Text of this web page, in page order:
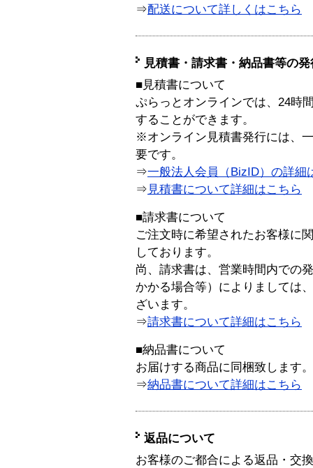
⇒配送について詳しくはこちら
見積書・請求書・納品書等の
■見積書について
ぷらっとオンラインでは、24時
することができます。
※オンライン見積書発行には、
要です。
⇒一般法人会員（BizID）の詳細
⇒ 見積書について詳細はこちら
■請求書について
ご注文時に希望されたお客様に
しております。
尚、請求書は、営業時間内での
かかる場合等）によりましては
ざいます。
⇒請求書について詳細はこちら
■納品書について
お届けする商品に同梱致します。
⇒納品書について詳細はこちら
返品について
お客様のご都合による返品・交